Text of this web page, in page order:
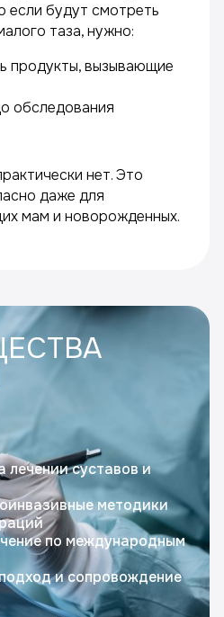
если будут смотреть
таза, нужно:
продукты, вызывающие
обследования
нет. Это
даже для
мам и новорожденных.
лечении суставов и
методики
по международным
и сопровождение